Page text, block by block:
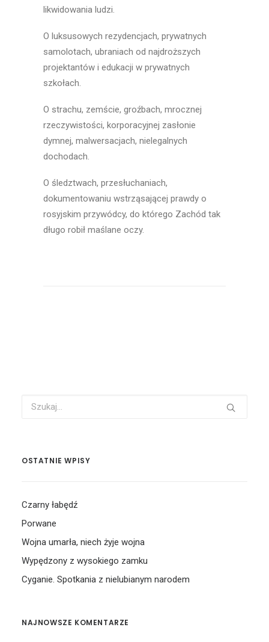
likwidowania ludzi.
O luksusowych rezydencjach, prywatnych
samolotach, ubraniach od najdroższych
projektantów i edukacji w prywatnych
szkołach.
O strachu, zemście, groźbach, mrocznej
rzeczywistości, korporacyjnej zasłonie
dymnej, malwersacjach, nielegalnych
dochodach.
O śledztwach, przesłuchaniach,
dokumentowaniu wstrząsającej prawdy o
rosyjskim przywódcy, do którego Zachód tak
długo robił maślane oczy.
OSTATNIE WPISY
Czarny łabędź
Porwane
Wojna umarła, niech żyje wojna
Wypędzony z wysokiego zamku
Cyganie. Spotkania z nielubianym narodem
NAJNOWSZE KOMENTARZE